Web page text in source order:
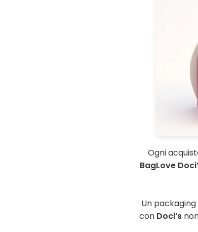
Ogni
BagLove
Un
con Doci’s